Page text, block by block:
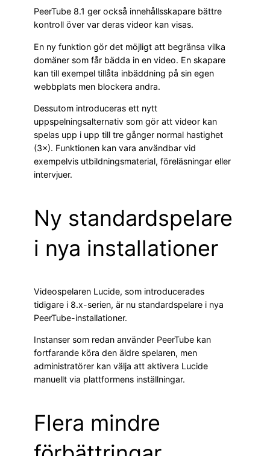
PeerTube 8.1 ger också innehållsskapare bättre
kontroll över var deras videor kan visas.
En ny funktion gör det möjligt att begränsa vilka
domäner som får bädda in en video. En skapare
kan till exempel tillåta inbäddning på sin egen
webbplats men blockera andra.
Dessutom introduceras ett nytt
uppspelningsalternativ som gör att videor kan
spelas upp i upp till tre gånger normal hastighet
(3×). Funktionen kan vara användbar vid
exempelvis utbildningsmaterial, föreläsningar eller
intervjuer.
Ny standardspelare
i nya installationer
Videospelaren Lucide, som introducerades
tidigare i 8.x-serien, är nu standardspelare i nya
PeerTube-installationer.
Instanser som redan använder PeerTube kan
fortfarande köra den äldre spelaren, men
administratörer kan välja att aktivera Lucide
manuellt via plattformens inställningar.
Flera mindre